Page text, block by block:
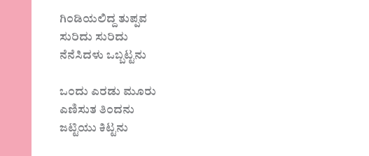
ಗಿಂಡಿಯಲಿದ್ದ ತುಪ್ಪವ
ಸುರಿದು ಸುರಿದು
ನೆನೆಸಿದಳು ಒಬ್ಬಟ್ಟನು
ಒಂದು ಎರಡು ಮೂರು
ಎಣಿಸುತ ತಿಂದನು
ಜಟ್ಟಿಯು ಕಿಟ್ಟನು